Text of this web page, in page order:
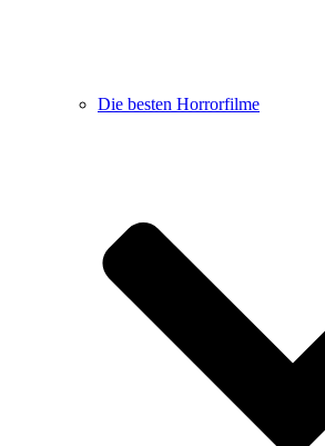
Die besten Horrorfilme